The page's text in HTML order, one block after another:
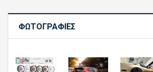
ΦΩΤΟΓΡΑΦΊΕΣ